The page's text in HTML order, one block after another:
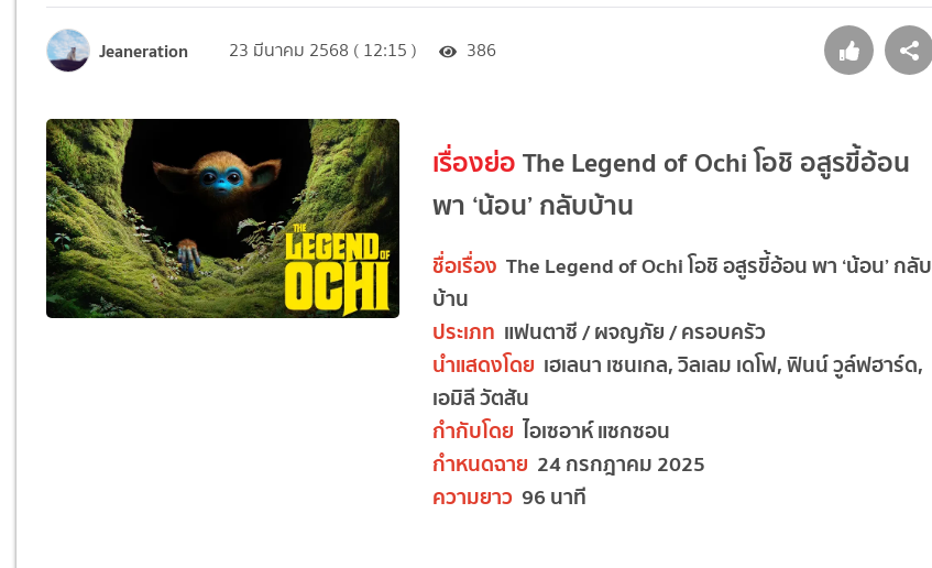
Jeaneration 23 มีนาคม 2568 ( 12:15 ) 386
เรื่องย่อThe Legend of Ochi โอชิ อสูรขี้อ้อน
พา ‘น้อน’ กลับบ้าน
ชื่อเรื่อง The Legend of Ochi โอชิ อสูรขี้อ้อน พา ‘น้อน’ กลับ
บ้าน
ประเภท แฟนตาซี / ผจญภัย / ครอบครัว
นำแสดงโดย เฮเลนา เซนเกล, วิลเลม เดโฟ, ฟินน์ วูล์ฟฮาร์ด,
เอมิลี วัตสัน
กำกับโดย ไอเซอาห์ แซกซอน
กำหนดฉาย 24 กรกฎาคม 2025
ความยาว96 นาที